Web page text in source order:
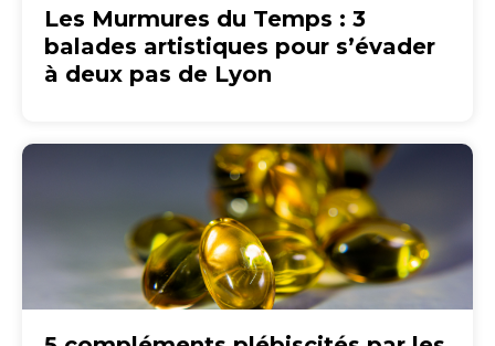
Les Murmures du Temps : 3
balades artistiques pour s’évader
à deux pas de Lyon